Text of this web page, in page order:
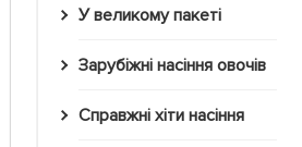
У великому пакеті
Зарубіжні насіння овочів
Справжні хіти насіння